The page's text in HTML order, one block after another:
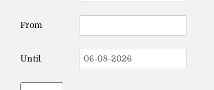
From
Until